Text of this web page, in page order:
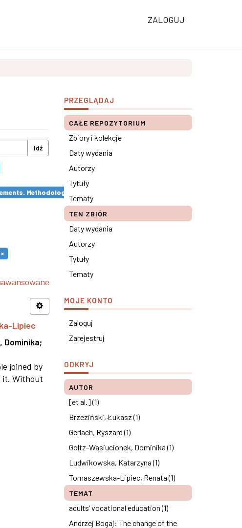
ZALOGUJ
Idź
Methodological remarks ×
Lipiec
Dominika;
joined by
it. Without
PRZEGLĄDAJ
CAŁE REPOZYTORIUM
Zbiory i kolekcje
Daty wydania
Autorzy
Tytuły
Tematy
TEN ZBIÓR
Daty wydania
Autorzy
Tytuły
Tematy
MOJE KONTO
Zaloguj
Zarejestruj
ODKRYJ
AUTOR
[et al.] (1)
Brzeziński, Łukasz (1)
Gerlach, Ryszard (1)
Goltz-Wasiucionek, Dominika (1)
Ludwikowska, Katarzyna (1)
Tomaszewska-Lipiec, Renata (1)
TEMAT
adults’ vocational education (1)
Andrzej Bogaj: The change of the